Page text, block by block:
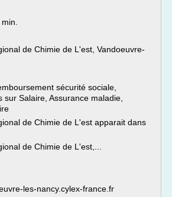
de Chimie de L'est, Vandoeuvre-
sécurité sociale,
sur Salaire, Assurance maladie,
de Chimie de L'est apparait dans
de Chimie de L'est,...
les-nancy.cylex-france.fr